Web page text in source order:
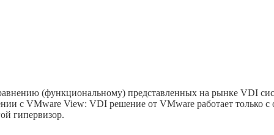
(функциональному) представленных на рынке VDI
с VMware View: VDI решение от VMware работает только
гипервизор.